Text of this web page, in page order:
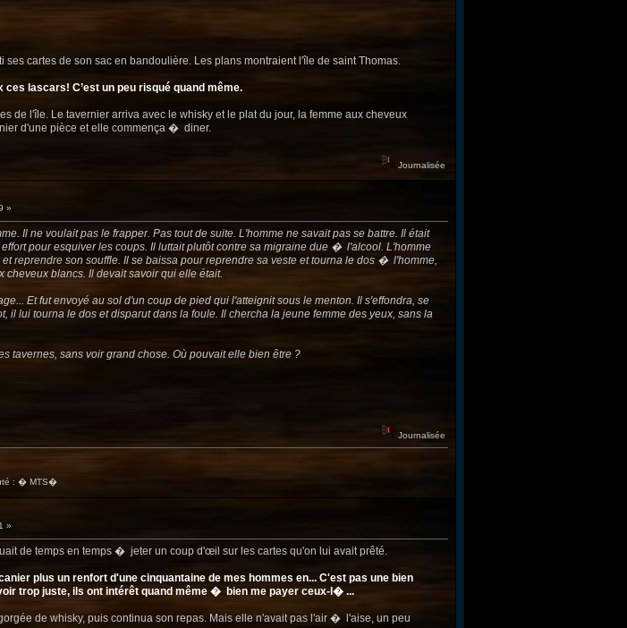
ses cartes de son sac en bandoulière. Les plans montraient l'île de saint Thomas.
lascars! C’est un peu risqué quand même.
de l'île. Le tavernier arriva avec le whisky et le plat du jour, la femme aux cheveux
d'une pièce et elle commença � diner.
Journalisée
»
Il ne voulait pas le frapper. Pas tout de suite. L'homme ne savait pas se battre. Il était
pour esquiver les coups. Il luttait plutôt contre sa migraine due � l'alcool. L'homme
reprendre son souffle. Il se baissa pour reprendre sa veste et tourna le dos � l'homme,
blancs. Il devait savoir qui elle était.
Et fut envoyé au sol d'un coup de pied qui l'atteignit sous le menton. Il s'effondra, se
il lui tourna le dos et disparut dans la foule. Il chercha la jeune femme des yeux, sans la
tavernes, sans voir grand chose. Où pouvait elle bien être ?
Journalisée
: � MTS�
»
de temps en temps � jeter un coup d'œil sur les cartes qu'on lui avait prêté.
plus un renfort d'une cinquantaine de mes hommes en... C'est pas une bien
trop juste, ils ont intérêt quand même � bien me payer ceux-l� ...
de whisky, puis continua son repas. Mais elle n'avait pas l'air � l'aise, un peu